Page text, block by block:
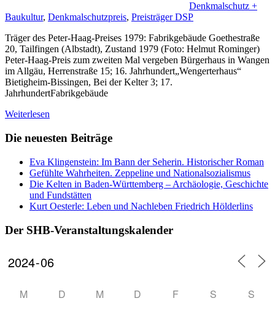
Denkmalschutz +
Baukultur, Denkmalschutzpreis, Preisträger DSP
Träger des Peter-Haag-Preises 1979: Fabrikgebäude Goethestraße
20, Tailfingen (Albstadt), Zustand 1979 (Foto: Helmut Rominger)
Peter-Haag-Preis zum zweiten Mal vergeben Bürgerhaus in Wangen
im Allgäu, Herrenstraße 15; 16. Jahrhundert„Wengerterhaus“
Bietigheim-Bissingen, Bei der Kelter 3; 17.
JahrhundertFabrikgebäude
Weiterlesen
Die neuesten Beiträge
Eva Klingenstein: Im Bann der Seherin. Historischer Roman
Gefühlte Wahrheiten. Zeppeline und Nationalsozialismus
Die Kelten in Baden-Württemberg – Archäologie, Geschichte
und Fundstätten
Kurt Oesterle: Leben und Nachleben Friedrich Hölderlins
Der SHB-Veranstaltungskalender
M D M D F S S